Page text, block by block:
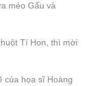
mèo Gấu và
Tí Hon, thì mời
của họa sĩ Hoàng